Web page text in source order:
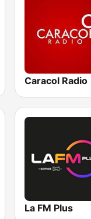
Caracol Radio
La FM Plus